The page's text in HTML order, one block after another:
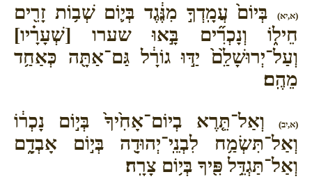
(א,יא)
בְּיוֹם֙ עֲמָֽדְךָ֣ מִנֶּ֔גֶד בְּי֛וֹם שְׁב֥וֹת זָרִ֖ים
חֵיל֑וֹ וְנָכְרִ֞ים בָּ֣אוּ שערו [שְׁעָרָ֗יו]
וְעַל־יְרוּשָׁלִַ֙ם֙ יַדּ֣וּ גוֹרָ֔ל גַּם־אַתָּ֖ה כְּאַחַ֥ד
מֵהֶֽם׃
(א,יב)
וְאַל־תֵּ֤רֶא בְיוֹם־אָחִ֙יךָ֙ בְּי֣וֹם נָכְר֔וֹ
וְאַל־תִּשְׂמַ֥ח לִבְנֵֽי־יְהוּדָ֖ה בְּי֣וֹם אָבְדָ֑ם
וְאַל־תַּגְדֵּ֥ל פִּ֖יךָ בְּי֥וֹם צָרָֽה׃